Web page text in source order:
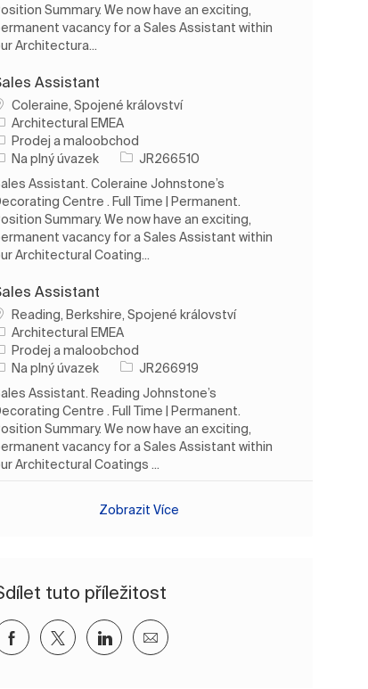
Summary. We now have an exciting,
vacancy for a Sales Assistant within
Architectura...
Assistant
Coleraine, Spojené království
Architectural EMEA
Prodej a maloobchod
úlohy
Na plný úvazek ID úlohy
JR266510
Assistant. Coleraine Johnstone’s
Centre . Full Time | Permanent.
Summary. We now have an exciting,
vacancy for a Sales Assistant within
Architectural Coating...
Assistant
Reading, Berkshire, Spojené království
Architectural EMEA
Prodej a maloobchod
úlohy
Na plný úvazek ID úlohy
JR266919
Assistant. Reading Johnstone’s
Centre . Full Time | Permanent.
Summary. We now have an exciting,
vacancy for a Sales Assistant within
Architectural Coatings ...
Zobrazit Více
tuto příležitost
Sdílet přes Facebook
Sdílet přes twitter
Sdílet přes LinkedIn
Sdílet e-mailem